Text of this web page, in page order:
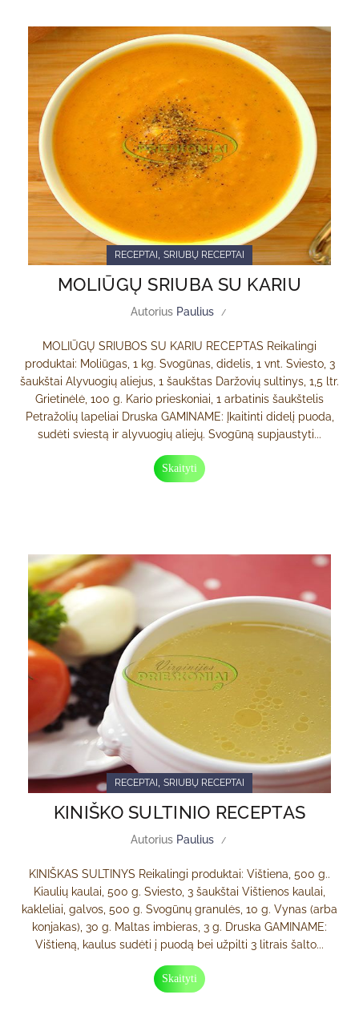
RECEPTAI SRIUBŲ RECEPTAI
MOLIŪGŲ SRIUBA SU KARIU
Autorius Paulius
MOLIŪGŲ SRIUBOS SU KARIU RECEPTAS Reikalingi
produktai: Moliūgas, 1 kg. Svogūnas, didelis, 1 vnt. Sviesto, 3
šaukštai Alyvuogių aliejus, 1 šaukštas Daržovių sultinys, 1,5 ltr.
Grietinėlė, 100 g. Kario prieskoniai, 1 arbatinis šaukštelis
Petražolių lapeliai Druska GAMINAME: Įkaitinti didelį puoda,
sudėti sviestą ir alyvuogių aliejų. Svogūną supjaustyti...
Skaityti
RECEPTAI SRIUBŲ RECEPTAI
KINIŠKO SULTINIO RECEPTAS
Autorius Paulius
KINIŠKAS SULTINYS Reikalingi produktai: Vištiena, 500 g..
Kiaulių kaulai, 500 g. Sviesto, 3 šaukštai Vištienos kaulai,
kakleliai, galvos, 500 g. Svogūnų granulės, 10 g. Vynas (arba
konjakas), 30 g. Maltas imbieras, 3 g. Druska GAMINAME:
Vištieną, kaulus sudėti į puodą bei užpilti 3 litrais šalto...
Skaityti